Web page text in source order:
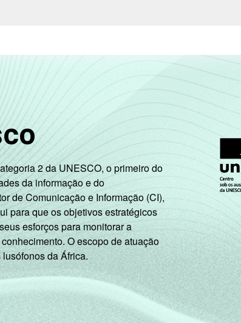
2 da UNESCO, o primeiro do
da informação e do
de Comunicação e Informação (CI),
para que os objetivos estratégicos
esforços para monitorar a
O escopo de atuação
da África.